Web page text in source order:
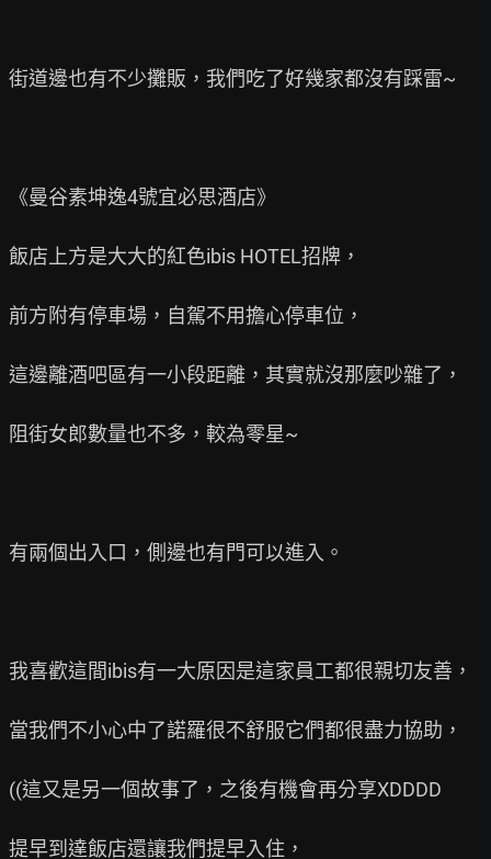
街道邊也有不少攤販，我們吃了好幾家都沒有踩雷~
《曼谷素坤逸4號宜必思酒店》
飯店上方是大大的紅色ibis HOTEL招牌，
前方附有停車場，自駕不用擔心停車位，
這邊離酒吧區有一小段距離，其實就沒那麼吵雜了，
阻街女郎數量也不多，較為零星~
有兩個出入口，側邊也有門可以進入。
我喜歡這間ibis有一大原因是這家員工都很親切友善，
當我們不小心中了諾羅很不舒服它們都很盡力協助，
((這又是另一個故事了，之後有機會再分享XDDDD
提早到達飯店還讓我們提早入住，